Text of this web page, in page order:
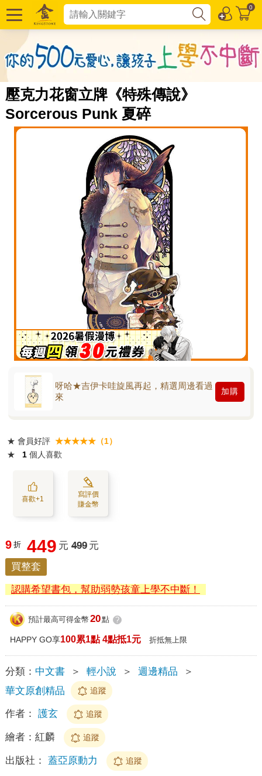
0
壓克力花窗立牌《特殊傳說》
Sorcerous Punk 夏碎
呀哈★吉伊卡哇旋風再起，精選周邊看過
來
加購
★ 會員好評 ★★★★★（1）
★
1 個人喜歡
喜歡+1
寫評價
賺金幣
9 折 449 元 499 元
買整套
認購希望書包，幫助弱勢孩童上學不中斷！
預計最高可得金幣 20點 ?
HAPPY GO享100累1點 4點抵1元 折抵無上限
分類： 中文書 ＞ 輕小說 ＞ 週邊精品
＞
華文原創精品
追蹤
作者： 護玄 追蹤
繪者： 紅麟 追蹤
出版社： 蓋亞原動力 追蹤